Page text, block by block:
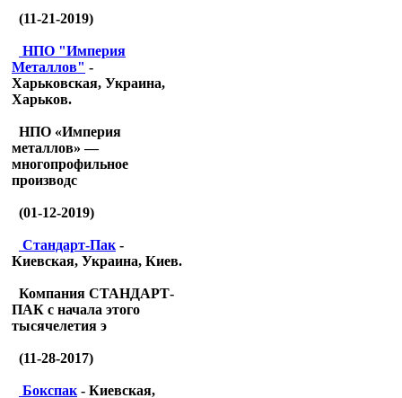
(11-21-2019)
НПО "Империя
Металлов" -
Харьковская, Украина,
Харьков.
НПО «Империя
металлов» —
многопрофильное
производс
(01-12-2019)
Стандарт-Пак -
Киевская, Украина, Киев.
Компания СТАНДАРТ-
ПАК с начала этого
тысячелетия э
(11-28-2017)
Бокспак - Киевская,